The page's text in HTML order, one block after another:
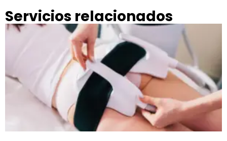
Servicios relacionados